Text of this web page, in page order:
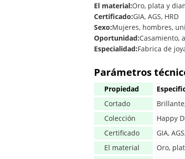
El material:Oro, plata y
Certificado:GIA, AGS, HRD
Sexo:Mujeres, hombres,
Oportunidad:Casamiento,
Especialidad:Fabrica de
Parámetros
Propiedad
Cortado
Colección
Happy
Certificado
GIA,
El material
Oro,